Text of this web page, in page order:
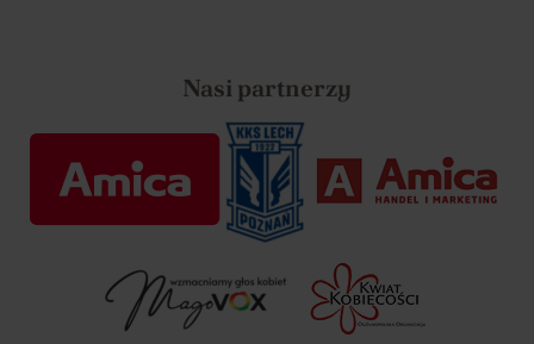
Nasi partnerzy